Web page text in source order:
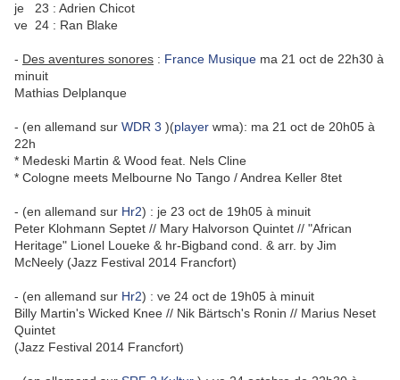
je 23 : Adrien Chicot
ve 24 : Ran Blake
- Des aventures sonores : France Musique ma 21 oct de 22h30 à
minuit
Mathias Delplanque
- (en allemand sur WDR 3 )(player wma): ma 21 oct de 20h05 à
22h
* Medeski Martin & Wood feat. Nels Cline
* Cologne meets Melbourne No Tango / Andrea Keller 8tet
- (en allemand sur Hr2) : je 23 oct de 19h05 à minuit
Peter Klohmann Septet // Mary Halvorson Quintet // "African
Heritage" Lionel Loueke & hr-Bigband cond. & arr. by Jim
McNeely (Jazz Festival 2014 Francfort)
- (en allemand sur Hr2) : ve 24 oct de 19h05 à minuit
Billy Martin's Wicked Knee // Nik Bärtsch's Ronin // Marius Neset
Quintet
(Jazz Festival 2014 Francfort)